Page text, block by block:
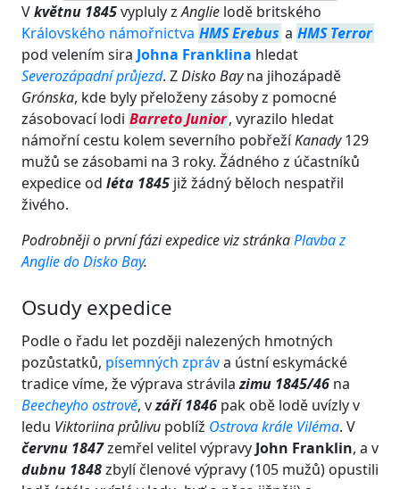
Vkvětnu 1845vypluly zAnglie lodě britského
Královského námořnictva HMS Erebus a HMS Terror
pod velením sira Johna Franklina hledat
Severozápadní průjezd. ZDisko Bayna jihozápadě
Grónska, kde byly přeloženy zásoby z pomocné
zásobovací lodi Barreto Junior, vyrazilo hledat
námořní cestu kolem severního pobřežíKanady129
mužů se zásobami na 3 roky. Žádného z účastníků
expedice od léta 1845 již žádný běloch nespatřil
živého.
Podrobněji o první fázi expedice viz stránkaPlavba z
Anglie do Disko Bay.
Osudy expedice
Podle o řadu let později nalezených hmotných
pozůstatků, písemných zpráva ústní eskymácké
tradice víme, že výprava strávilazimu 1845/46 na
Beecheyho ostrově, vzáří 1846 pak obě lodě uvízly v
ledu Viktoriina průlivu poblíž Ostrova krále Viléma. V
červnu 1847zemřel velitel výpravy John Franklin, a v
dubnu 1848zbylí členové výpravy (105 mužů) opustili